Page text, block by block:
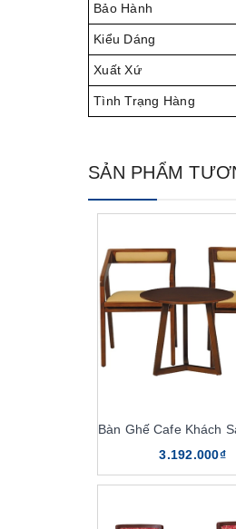
Bảo Hành
Kiểu Dáng
Xuất Xứ
Tình Trạng Hàng
SẢN PHẨM
3.192.000₫